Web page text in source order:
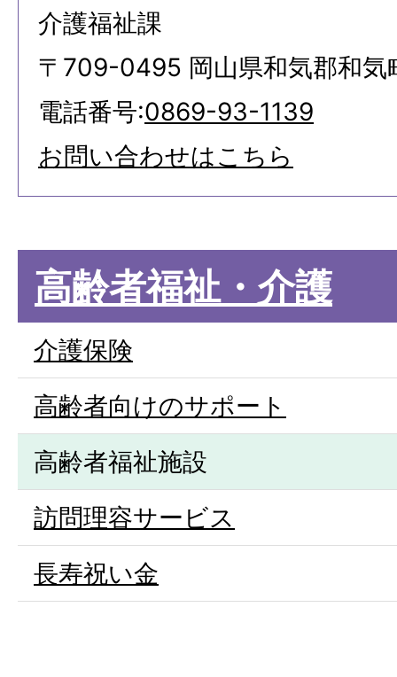
介護福祉課
〒709-0495 岡山県和気郡和気
電話番号:0869-93-1139
お問い合わせはこちら
高齢者福祉・介護
介護保険
高齢者向けのサポート
高齢者福祉施設
訪問理容サービス
長寿祝い金